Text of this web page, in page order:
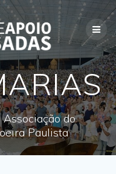
Associação do
Paulista